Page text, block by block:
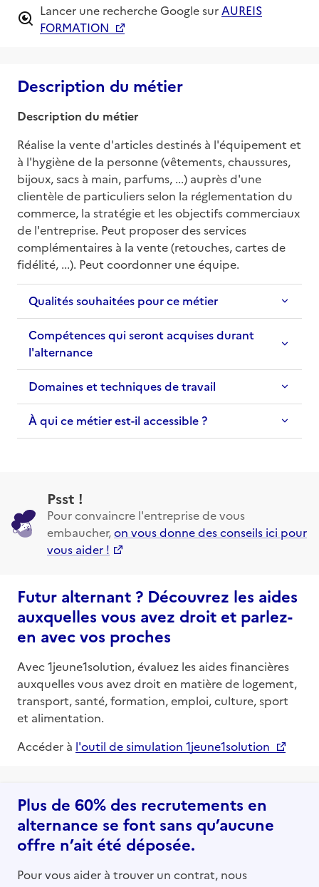
Lancer une recherche Google sur AUREIS
FORMATION
Description du métier
Description du métier
Réalise la vente d'articles destinés à l'équipement et
à l'hygiène de la personne (vêtements, chaussures,
bijoux, sacs à main, parfums, ...) auprès d'une
clientèle de particuliers selon la réglementation du
commerce, la stratégie et les objectifs commerciaux
de l'entreprise. Peut proposer des services
complémentaires à la vente (retouches, cartes de
fidélité, ...). Peut coordonner une équipe.
Qualités souhaitées pour ce métier
Compétences qui seront acquises durant
l'alternance
Domaines et techniques de travail
À qui ce métier est-il accessible ?
Psst !
Pour convaincre l'entreprise de vous
embaucher,on vous donne des conseils ici pour
vous aider !
Futur alternant ? Découvrez les aides
auxquelles vous avez droit et parlez-
en avec vos proches
Avec 1jeune1solution, évaluez les aides financières
auxquelles vous avez droit en matière de logement,
transport, santé, formation, emploi, culture, sport
et alimentation.
Accéder à l'outil de simulation 1jeune1solution
Plus de 60% des recrutements en
alternance se font sans qu’aucune
offre n’ait été déposée.
Pour vous aider à trouver un contrat, nous